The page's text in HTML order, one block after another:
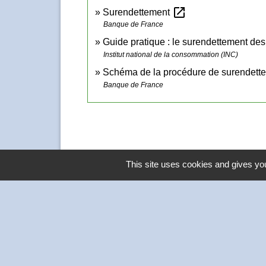
Surendettement open_in_new
Banque de France
Guide pratique : le surendettement
Institut national de la consommation (INC)
Schéma de la procédure de
Banque de France
This site uses cookies and gives